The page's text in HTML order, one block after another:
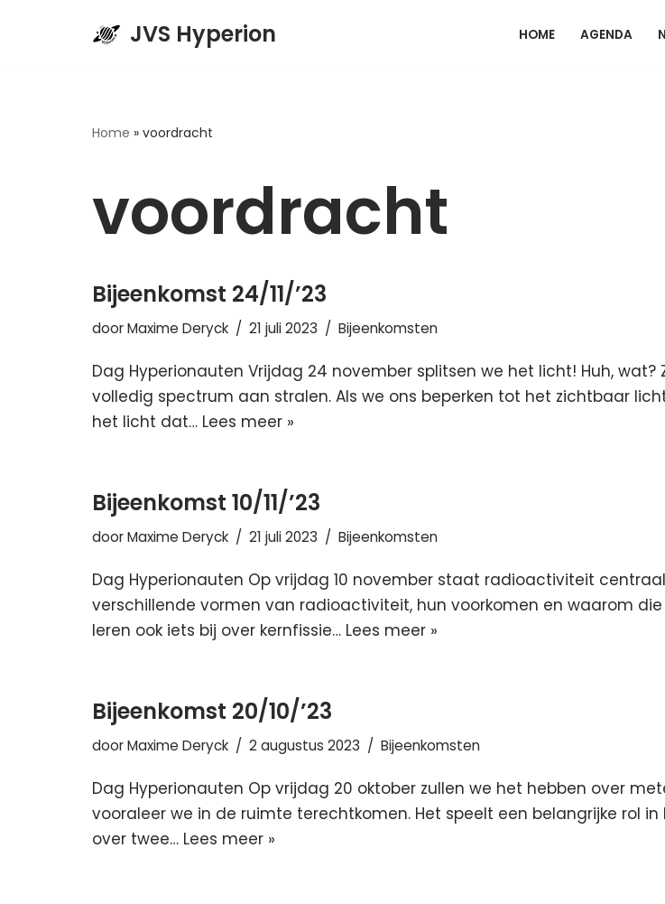
JVS Hyperion HOME AGENDA
Home » voordracht
voordracht
Bijeenkomst 24/11/’23
doorMaxime Deryck 21 juli 2023 Bijeenkomsten
Dag Hyperionauten Vrijdag 24 november splitsen we het licht! Huh,
volledig spectrum aan stralen. Als we ons beperken tot het zichtbaar
het licht dat… Lees meer »
Bijeenkomst 10/11/’23
doorMaxime Deryck 21 juli 2023 Bijeenkomsten
Dag Hyperionauten Op vrijdag 10 november staat radioactiviteit
verschillende vormen van radioactiviteit, hun voorkomen en waarom
leren ook iets bij over kernfissie… Lees meer »
Bijeenkomst 20/10/’23
doorMaxime Deryck 2 augustus 2023 Bijeenkomsten
Dag Hyperionauten Op vrijdag 20 oktober zullen we het hebben over
vooraleer we in de ruimte terechtkomen. Het speelt een belangrijke rol
over twee… Lees meer »